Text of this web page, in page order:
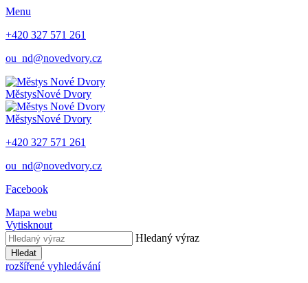
Menu
+420 327 571 261
ou_nd@novedvory.cz
MěstysNové Dvory
MěstysNové Dvory
+420 327 571 261
ou_nd@novedvory.cz
Facebook
Mapa webu
Vytisknout
Hledaný výraz
Hledat
rozšířené vyhledávání